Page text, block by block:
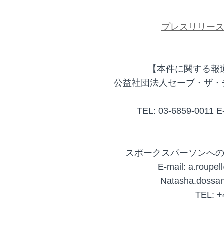
プレスリリー
【本件に関する
公益社団法人セーブ・ザ
TEL: 03-6859-0011
スポークスパーソンへ
E-mail:
TEL: